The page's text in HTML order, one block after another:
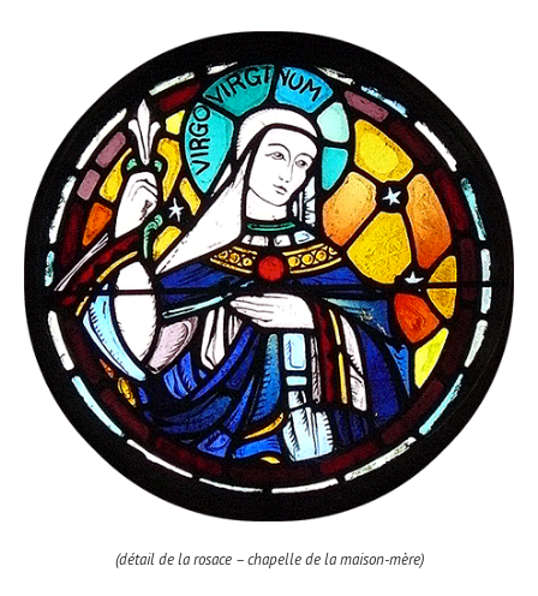
(détail de la rosace – chapelle de la maison-mère)